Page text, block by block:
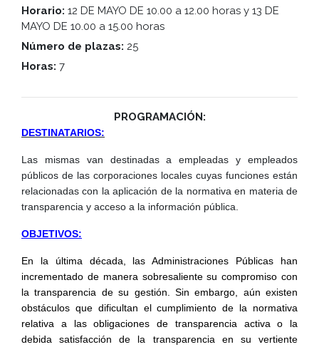
Horario: 12 DE MAYO DE 10.00 a 12.00 horas y 13 DE
MAYO DE 10.00 a 15.00 horas
Número de plazas: 25
Horas: 7
PROGRAMACIÓN:
DESTINATARIOS:
Las mismas van destinadas a empleadas y empleados
públicos de las corporaciones locales cuyas funciones están
relacionadas con la aplicación de la normativa en materia de
transparencia y acceso a la información pública.
OBJETIVOS:
En la última década, las Administraciones Públicas han
incrementado de manera sobresaliente su compromiso con
la transparencia de su gestión. Sin embargo, aún existen
obstáculos que dificultan el cumplimiento de la normativa
relativa a las obligaciones de transparencia activa o la
debida satisfacción de la transparencia en su vertiente